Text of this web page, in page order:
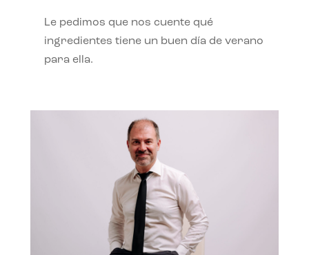
Le pedimos que nos cuente qué
ingredientes tiene un buen día de verano
para ella.